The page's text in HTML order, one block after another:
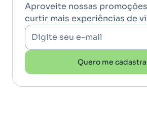
Aproveite nossas
curtir mais experiências de
Digite seu e-mail
Quero me